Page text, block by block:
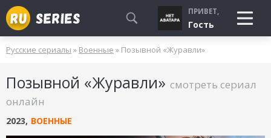
СМОТРЮ
БУДУ СМОТРЕТЬ
УЖЕ СМОТРЕЛ
ПРИВЕТ,
Гость
Русские сериалы » Военные » Позывной «Журавли»
Позывной «Журавли» смотреть сериал
онлайн
2023, ВОЕННЫЕ